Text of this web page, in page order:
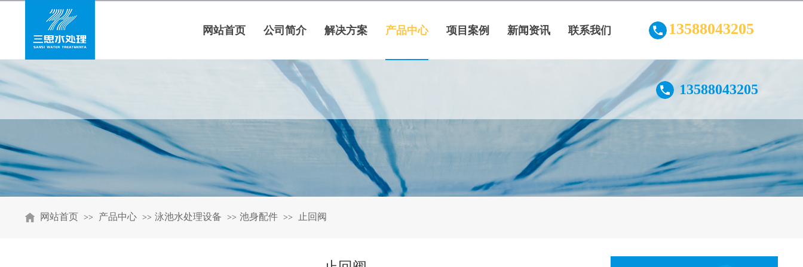
13588043205
网站首页 公司简介 解决方案 产品中心 项目案例 新闻资讯 联系我们
13588043205
网站首页 >> 产品中心 >> 泳池水处理设备 >> 池身配件 >> 止回阀